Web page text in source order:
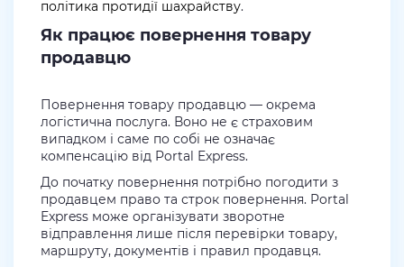
політика протидії шахрайству.
Як працює повернення товару
продавцю
Повернення товару продавцю — окрема
логістична послуга. Воно не є страховим
випадком і саме по собі не означає
компенсацію від Portal Express.
До початку повернення потрібно погодити з
продавцем право та строк повернення. Portal
Express може організувати зворотне
відправлення лише після перевірки товару,
маршруту, документів і правил продавця.